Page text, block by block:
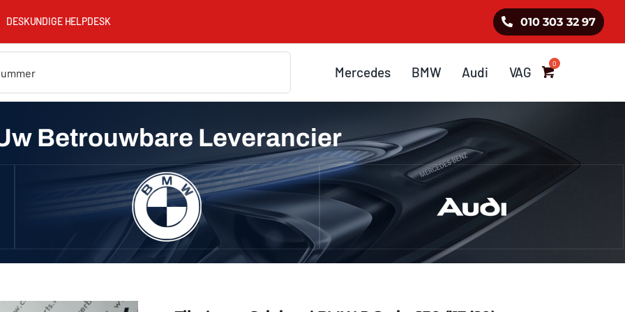
DESKUNDIGE HELPDESK 010 303 32 97
Mercedes BMW Audi VAG
Betrouwbare Leverancier